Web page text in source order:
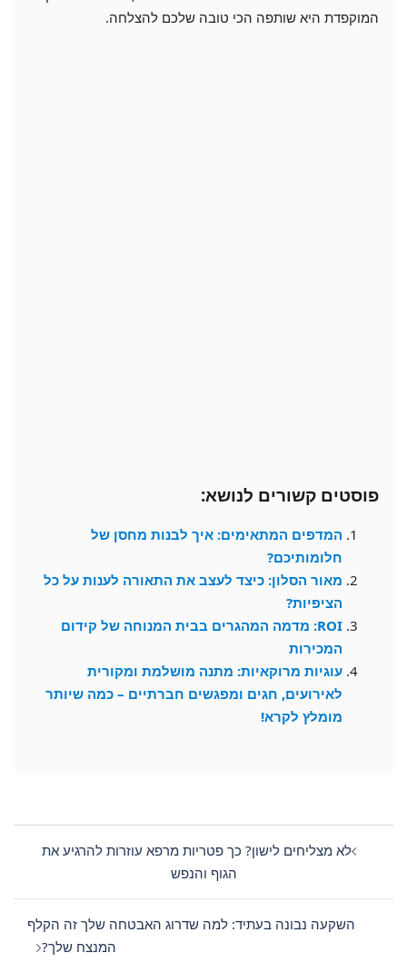
המוקפדת היא שותפה הכי טובה שלכם להצלחה.
פוסטים קשורים לנושא:
המדפים המתאימים: איך לבנות מחסן של
חלומותיכם?
מאור הסלון: כיצד לעצב את התאורה לענות על כל
הציפיות?
ROI: מדמה המהגרים בבית המנוחה של קידום
המכירות
עוגיות מרוקאיות: מתנה מושלמת ומקורית
לאירועים, חגים ומפגשים חברתיים – כמה שיותר
מומלץ לקרא!
Post
navigationלא מצליחים לישון? כך פטריות מרפא עוזרות להרגיע את
הגוף והנפש
השקעה נבונה בעתיד: למה שדרוג האבטחה שלך זה הקלף
המנצח שלך?